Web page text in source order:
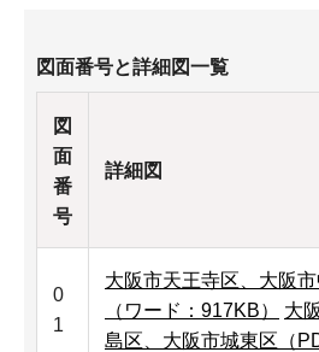
図面番号と詳細図一覧
図
面
番
号
詳細図
0
1
大阪市天王寺区、大阪
（ワード：917KB）
大
島区、大阪市城東区（